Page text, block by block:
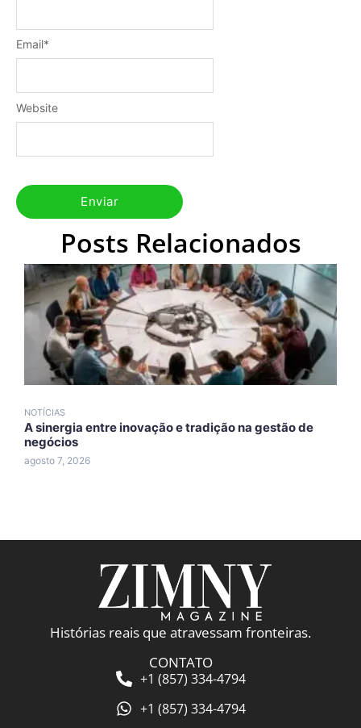
Email*
Website
Posts Relacionados
NOTÍCIAS
A sinergia entre inovação e tradição na gestão de
negócios
agosto 7, 2026
Histórias reais que atravessam fronteiras.
CONTATO
+1 (857) 334-4794
+1 (857) 334-4794